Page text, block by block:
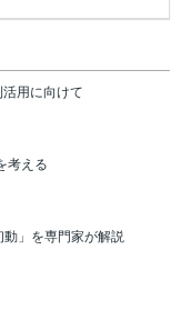
用に向けて
考える
動」を専門家が解説